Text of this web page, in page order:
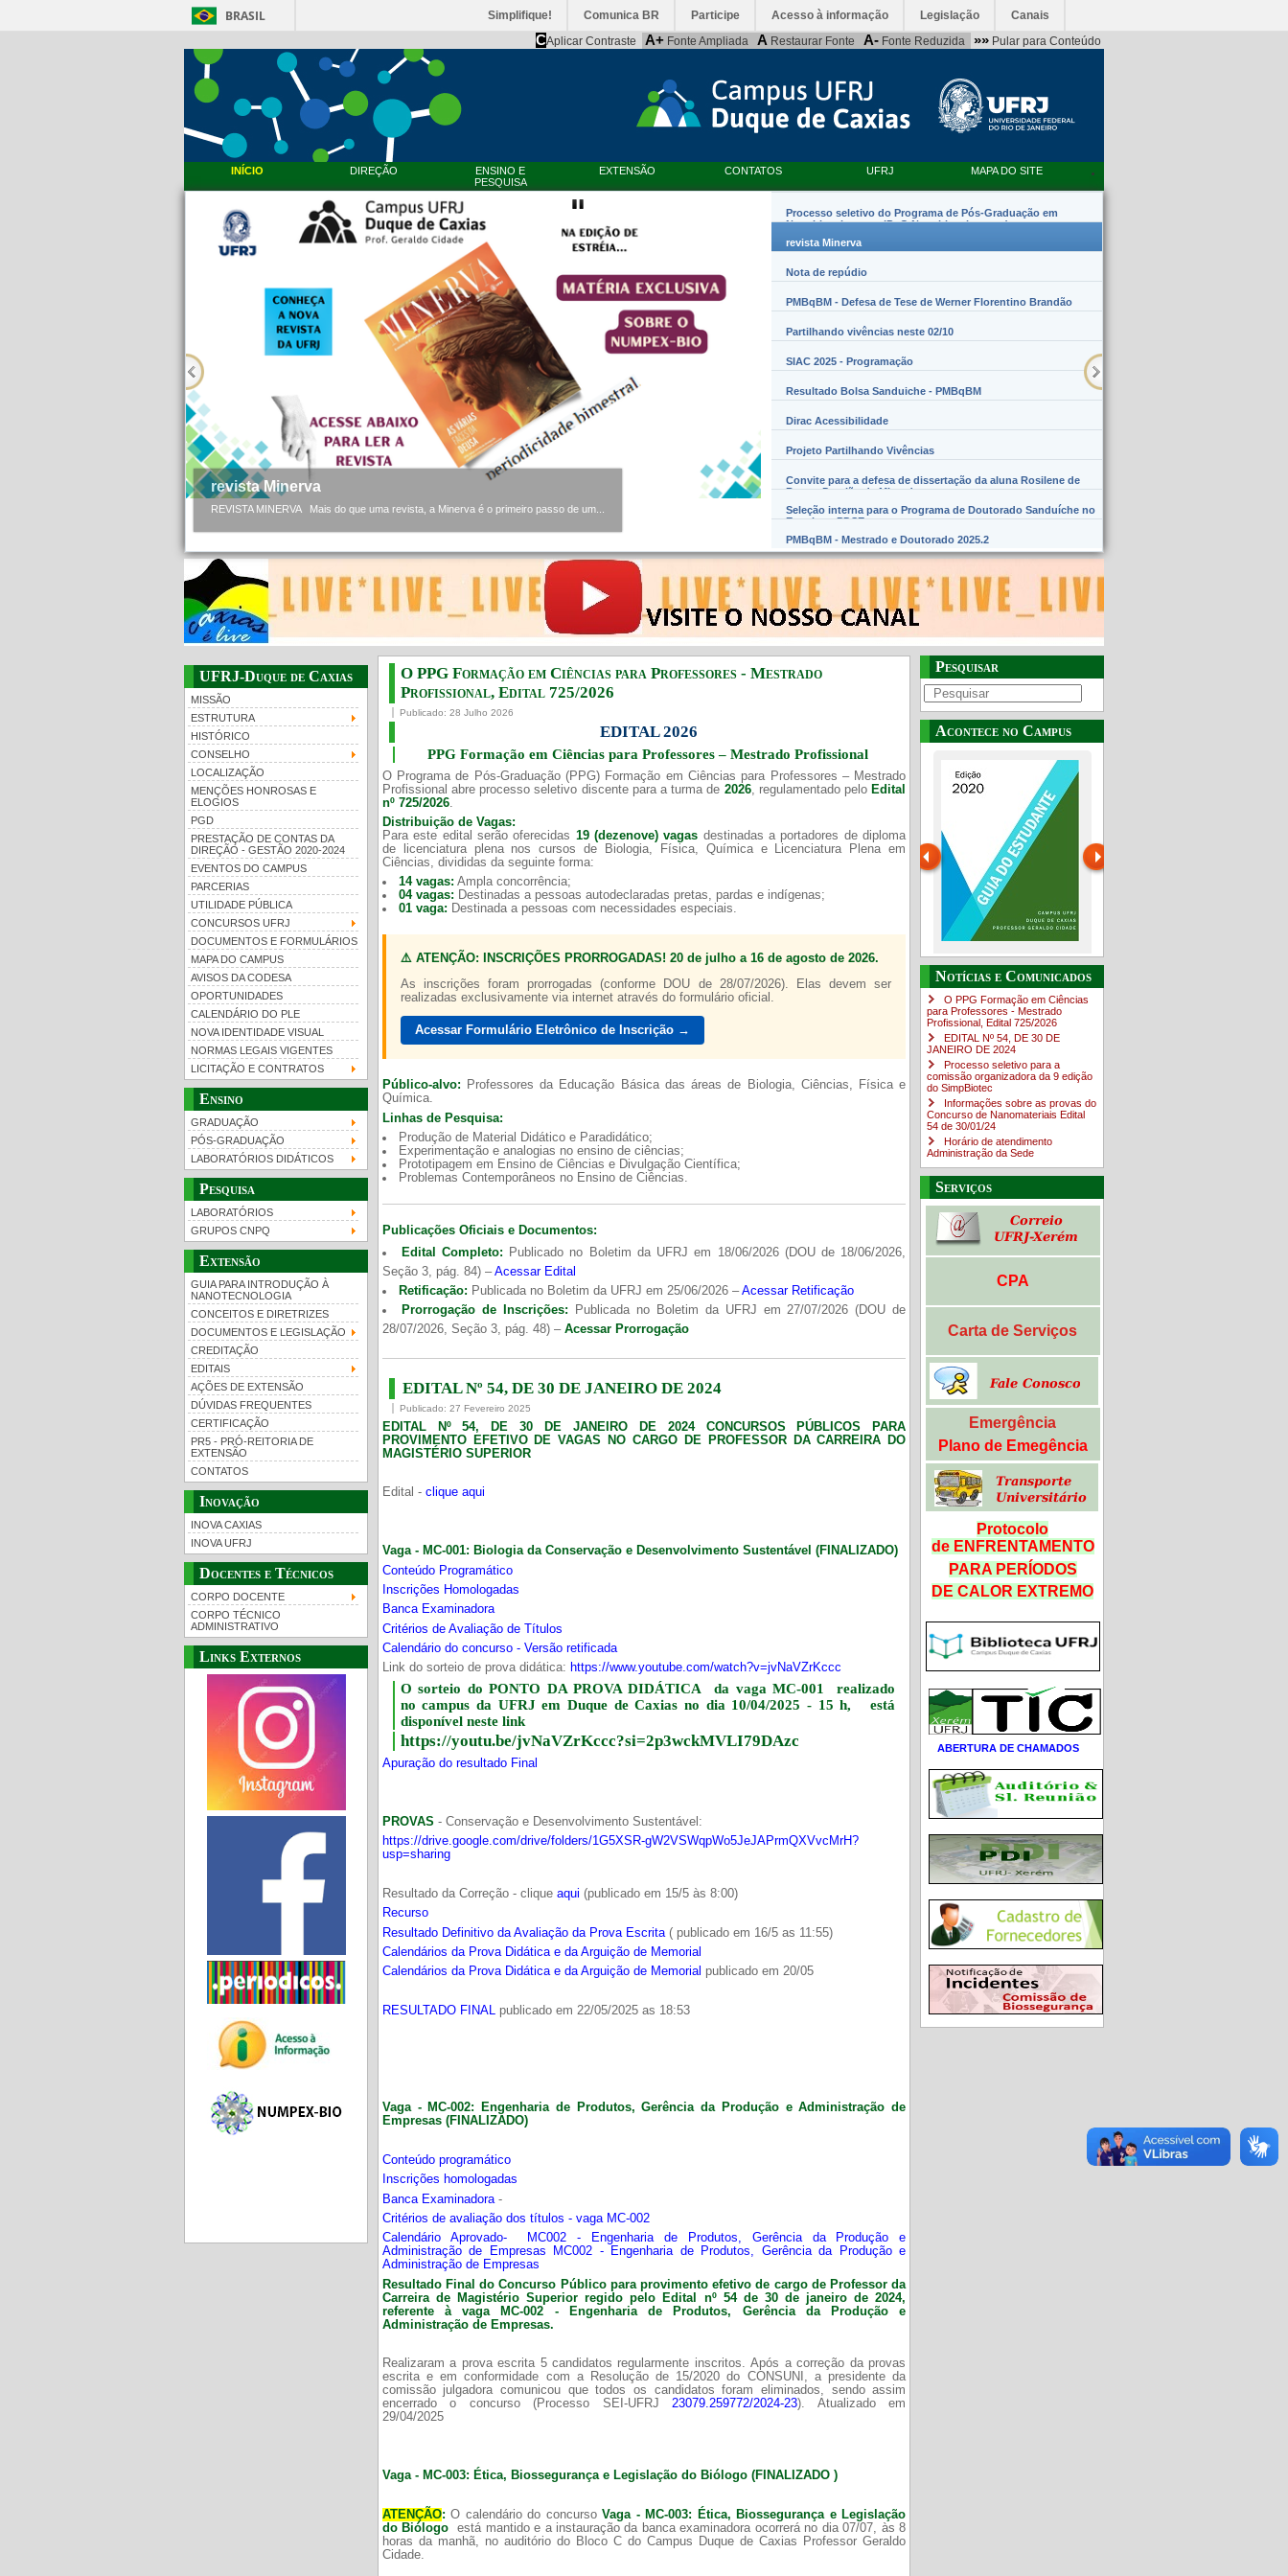
BRASIL Simplifique! Comunica BR Participe Acesso à informação Legislação Canais
CAplicar Contraste A+ Fonte Ampliada A Restaurar Fonte A- Fonte Reduzida »» Pular para Conteúdo
INÍCIO DIREÇÃO
ENSINO E
PESQUISA
EXTENSÃO CONTATOS UFRJ MAPA DO SITE
revista Minerva
REVISTA MINERVA Mais do que uma revista, a Minerva é o primeiro passo de um...
Processo seletivo do Programa de Pós-Graduação em
Nanobiossistemas (PpG Nanobiossistemas)
revista Minerva
Nota de repúdio
PMBqBM - Defesa de Tese de Werner Florentino Brandão
Partilhando vivências neste 02/10
SIAC 2025 - Programação
Resultado Bolsa Sanduiche - PMBqBM
Dirac Acessibilidade
Projeto Partilhando Vivências
Convite para a defesa de dissertação da aluna Rosilene de
Barros Damião de Miranda
Seleção interna para o Programa de Doutorado Sanduíche no
Exterior – PDSE
PMBqBM - Mestrado e Doutorado 2025.2
UFRJ-Duque de Caxias
MISSÃO
ESTRUTURA
HISTÓRICO
CONSELHO
LOCALIZAÇÃO
MENÇÕES HONROSAS E
ELOGIOS
PGD
PRESTAÇÃO DE CONTAS DA
DIREÇÃO - GESTÃO 2020-2024
EVENTOS DO CAMPUS
PARCERIAS
UTILIDADE PÚBLICA
CONCURSOS UFRJ
DOCUMENTOS E FORMULÁRIOS
MAPA DO CAMPUS
AVISOS DA CODESA
OPORTUNIDADES
CALENDÁRIO DO PLE
NOVA IDENTIDADE VISUAL
NORMAS LEGAIS VIGENTES
LICITAÇÃO E CONTRATOS
Ensino
GRADUAÇÃO
PÓS-GRADUAÇÃO
LABORATÓRIOS DIDÁTICOS
Pesquisa
LABORATÓRIOS
GRUPOS CNPQ
Extensão
GUIA PARA INTRODUÇÃO À
NANOTECNOLOGIA
CONCEITOS E DIRETRIZES
DOCUMENTOS E LEGISLAÇÃO
CREDITAÇÃO
EDITAIS
AÇÕES DE EXTENSÃO
DÚVIDAS FREQUENTES
CERTIFICAÇÃO
PR5 - PRÓ-REITORIA DE
EXTENSÃO
CONTATOS
Inovação
INOVA CAXIAS
INOVA UFRJ
Docentes e Técnicos
CORPO DOCENTE
CORPO TÉCNICO
ADMINISTRATIVO
Links Externos
O PPG Formação em Ciências para Professores - Mestrado
Profissional, Edital ​725/202​6
Publicado: 28 Julho 2026
EDITAL 2026
PPG Formação em Ciências para Professores – Mestrado Profissional
O Programa de Pós-Graduação (PPG) Formação em Ciências para Professores – Mestrado
Profissional abre processo seletivo discente para a turma de 2026, regulamentado pelo Edital
nº 725/2026.
Distribuição de Vagas:
Para este edital serão oferecidas 19 (dezenove) vagas destinadas a portadores de diploma
de licenciatura plena nos cursos de Biologia, Física, Química e Licenciatura Plena em
Ciências, divididas da seguinte forma:
14 vagas: Ampla concorrência;
04 vagas: Destinadas a pessoas autodeclaradas pretas, pardas e indígenas;
01 vaga: Destinada a pessoas com necessidades especiais.
⚠️ ATENÇÃO: INSCRIÇÕES PRORROGADAS! 20 de julho a 16 de agosto de 2026.
As inscrições foram prorrogadas (conforme DOU de 28/07/2026). Elas devem ser
realizadas exclusivamente via internet através do formulário oficial.
Acessar Formulário Eletrônico de Inscrição →
Público-alvo: Professores da Educação Básica das áreas de Biologia, Ciências, Física e
Química.
Linhas de Pesquisa:
Produção de Material Didático e Paradidático;
Experimentação e analogias no ensino de ciências;
Prototipagem em Ensino de Ciências e Divulgação Científica;
Problemas Contemporâneos no Ensino de Ciências.
Publicações Oficiais e Documentos:
Edital Completo: Publicado no Boletim da UFRJ em 18/06/2026 (DOU de 18/06/2026,
Seção 3, pág. 84) –Acessar Edital
Retificação: Publicada no Boletim da UFRJ em 25/06/2026 –Acessar Retificação
Prorrogação de Inscrições: Publicada no Boletim da UFRJ em 27/07/2026 (DOU de
28/07/2026, Seção 3, pág. 48) – Acessar Prorrogação
EDITAL Nº 54, DE 30 DE JANEIRO DE 2024
Publicado: 27 Fevereiro 2025
EDITAL Nº 54, DE 30 DE JANEIRO DE 2024 CONCURSOS PÚBLICOS PARA
PROVIMENTO EFETIVO DE VAGAS NO CARGO DE PROFESSOR DA CARREIRA DO
MAGISTÉRIO SUPERIOR
Edital - clique aqui
Vaga - MC-001: Biologia da Conservação e Desenvolvimento Sustentável (FINALIZADO)
Conteúdo Programático
Inscrições Homologadas
Banca Examinadora
Critérios de Avaliação de Títulos
Calendário do concurso - Versão retificada
Link do sorteio de prova didática: https://www.youtube.com/watch?v=jvNaVZrKccc
O sorteio do PONTO DA PROVA DIDÁTICA da vaga MC-001 realizado
no campus da UFRJ em Duque de Caxias no dia 10/04/2025 - 15 h, está
disponível neste link
https://youtu.be/jvNaVZrKccc?si=2p3wckMVLI79DAzc
Apuração do resultado Final
PROVAS - Conservação e Desenvolvimento Sustentável:
https://drive.google.com/drive/folders/1G5XSR-gW2VSWqpWo5JeJAPrmQXVvcMrH?
usp=sharing
Resultado da Correção - clique aqui (publicado em 15/5 às 8:00)
Recurso
Resultado Definitivo da Avaliação da Prova Escrita( publicado em 16/5 as 11:55)
Calendários da Prova Didática e da Arguição de Memorial
Calendários da Prova Didática e da Arguição de Memorial publicado em 20/05
RESULTADO FINAL publicado em 22/05/2025 as 18:53
Vaga - MC-002: Engenharia de Produtos, Gerência da Produção e Administração de
Empresas (FINALIZADO)
Conteúdo programático
Inscrições homologadas
Banca Examinadora -
Critérios de avaliação dos títulos - vaga MC-002
Calendário Aprovado- MC002 - Engenharia de Produtos, Gerência da Produção e
Administração de Empresas MC002 - Engenharia de Produtos, Gerência da Produção e
Administração de Empresas
Resultado Final do Concurso Público para provimento efetivo de cargo de Professor da
Carreira de
Magistério Superior regido pelo Edital nº 54 de 30 de janeiro de 2024,
referente à vaga MC-002 -
Engenharia de Produtos, Gerência da Produção e
Administração de Empresas.
Realizaram a prova escrita 5 candidatos regularmente inscritos. Após a correção da provas
escrita e em conformidade com a Resolução de 15/2020 do CONSUNI, a presidente da
comissão julgadora comunicou que todos os candidatos foram eliminados, sendo assim
encerrado o concurso (Processo SEI-UFRJ23079.259772/2024-23). Atualizado em
29/04/2025
Vaga - MC-003: Ética, Biossegurança e Legislação do Biólogo (FINALIZADO )
ATENÇÃO: O calendário do concursoVaga - MC-003: Ética, Biossegurança e Legislação
do Biólogo
está mantido e a instauração da banca examinadora ocorrerá no dia 07/07, às 8
horas da manhã, no auditório do Bloco C do Campus Duque de Caxias Professor Geraldo
Cidade.
Pesquisar
Acontece no Campus
Guia do estudante
https://www.youtube.com/channel/UC46BbEKCwNCdJvi4sNpOf3w
UFRJ 100 anos Notícias e Comunicados
O PPG Formação em Ciências
para Professores - Mestrado
Profissional, Edital ​725/202​6
EDITAL Nº 54, DE 30 DE
JANEIRO DE 2024
Processo seletivo para a
comissão organizadora da 9 edição
do SimpBiotec
Informações sobre as provas do
Concurso de Nanomateriais Edital
54 de 30/01/24
Horário de atendimento
Administração da Sede
Serviços
CPA
Carta de Serviços
Emergência
Plano de Emegência
Protocolo
de ENFRENTAMENTO
PARA PERÍODOS
DE CALOR EXTREMO
ABERTURA DE CHAMADOS